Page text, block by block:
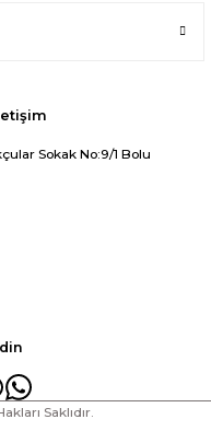
Sokak No:9/1 Bolu
Saklıdır.